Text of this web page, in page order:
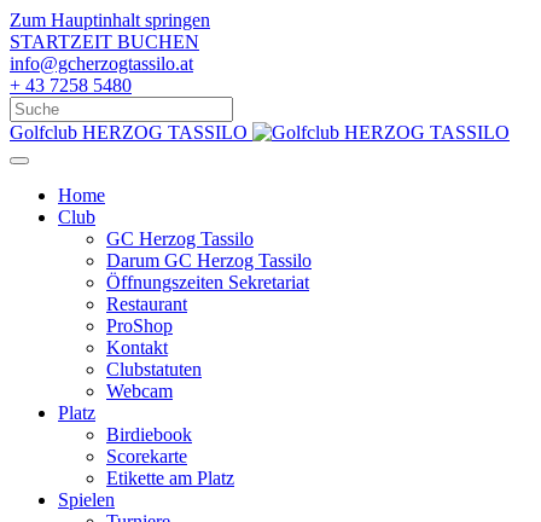
Zum Hauptinhalt springen
STARTZEIT BUCHEN
info@gcherzogtassilo.at
+ 43 7258 5480
Golfclub HERZOG TASSILO
Home
Club
GC Herzog Tassilo
Darum GC Herzog Tassilo
Öffnungszeiten Sekretariat
Restaurant
ProShop
Kontakt
Clubstatuten
Webcam
Platz
Birdiebook
Scorekarte
Etikette am Platz
Spielen